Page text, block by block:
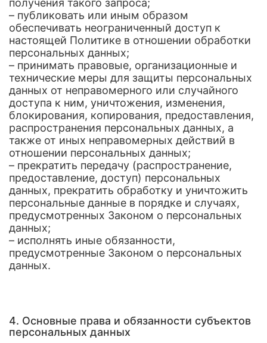
получения такого запроса;
– публиковать или иным образом
обеспечивать неограниченный доступ к
настоящей Политике в отношении обработки
персональных данных;
– принимать правовые, организационные и
технические меры для защиты персональных
данных от неправомерного или случайного
доступа к ним, уничтожения, изменения,
блокирования, копирования, предоставления,
распространения персональных данных, а
также от иных неправомерных действий в
отношении персональных данных;
– прекратить передачу (распространение,
предоставление, доступ) персональных
данных, прекратить обработку и уничтожить
персональные данные в порядке и случаях,
предусмотренных Законом о персональных
данных;
– исполнять иные обязанности,
предусмотренные Законом о персональных
данных.
4. Основные права и обязанности субъектов
персональных данных